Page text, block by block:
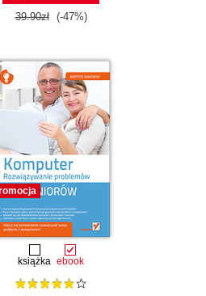
39.90zł (-47%)
książka ebook